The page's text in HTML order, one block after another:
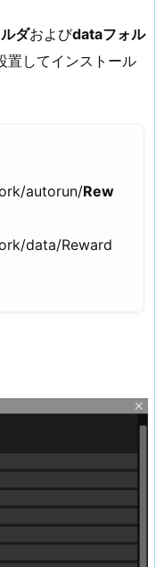
ダおよびdataフォル
してインストール
autorun/Rew
data/Reward